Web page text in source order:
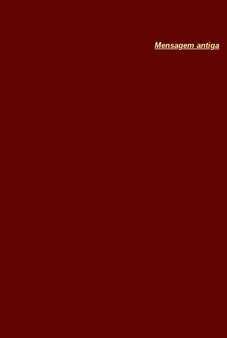
Mensagem antiga